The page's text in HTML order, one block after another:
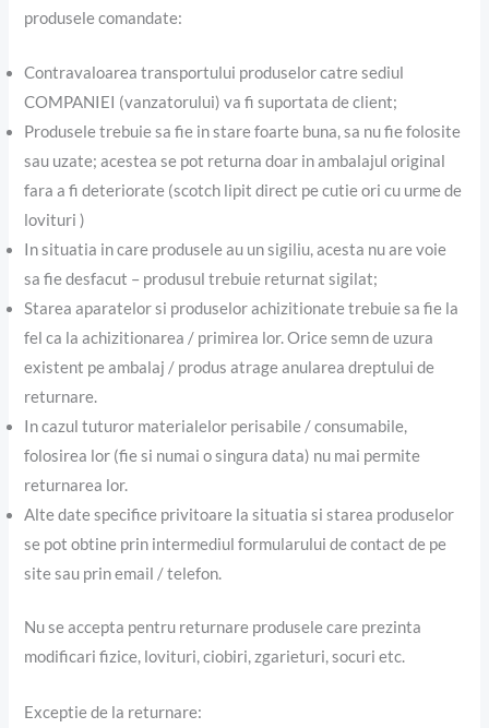
produsele comandate:
Contravaloarea transportului produselor catre sediul
COMPANIEI (vanzatorului) va fi suportata de client;
Produsele trebuie sa fie in stare foarte buna, sa nu fie folosite
sau uzate; acestea se pot returna doar in ambalajul original
fara a fi deteriorate (scotch lipit direct pe cutie ori cu urme de
lovituri )
In situatia in care produsele au un sigiliu, acesta nu are voie
sa fie desfacut – produsul trebuie returnat sigilat;
Starea aparatelor si produselor achizitionate trebuie sa fie la
fel ca la achizitionarea / primirea lor. Orice semn de uzura
existent pe ambalaj / produs atrage anularea dreptului de
returnare.
In cazul tuturor materialelor perisabile / consumabile,
folosirea lor (fie si numai o singura data) nu mai permite
returnarea lor.
Alte date specifice privitoare la situatia si starea produselor
se pot obtine prin intermediul formularului de contact de pe
site sau prin email / telefon.
Nu se accepta pentru returnare produsele care prezinta
modificari fizice, lovituri, ciobiri, zgarieturi, socuri etc.
Exceptie de la returnare: